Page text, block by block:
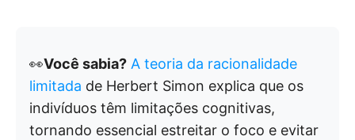
👀Você sabia? A teoria da racionalidade
limitada de Herbert Simon explica que os
indivíduos têm limitações cognitivas,
tornando essencial estreitar o foco e evitar